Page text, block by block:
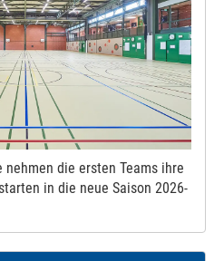
die ersten Teams ihre
in die neue Saison 2026-